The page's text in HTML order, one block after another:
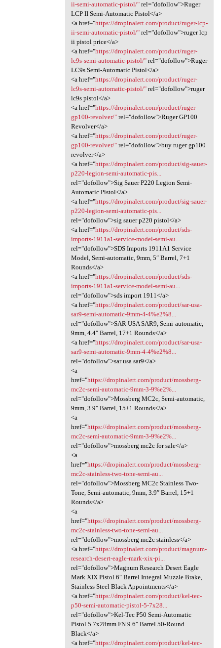
ii-semi-automatic-pistol/"rel="dofollow">Ruger
LCP II Semi-Automatic Pistol</a>
<a href="https://dropinalert.com/product/ruger-lcp-
ii-semi-automatic-pistol/"rel="dofollow">ruger lcp
ii pistol price</a>
<a href="https://dropinalert.com/product/ruger-
lc9s-semi-automatic-pistol/"rel="dofollow">Ruger
LC9s Semi-Automatic Pistol</a>
<a href="https://dropinalert.com/product/ruger-
lc9s-semi-automatic-pistol/"rel="dofollow">ruger
lc9s pistol</a>
<a href="https://dropinalert.com/product/ruger-
gp100-revolver/"rel="dofollow">Ruger GP100
Revolver</a>
<a href="https://dropinalert.com/product/ruger-
gp100-revolver/"rel="dofollow">buy ruger gp100
revolver</a>
<a href="https://dropinalert.com/product/sig-sauer-
p220-legion-semi-automatic-pis...
rel="dofollow">Sig Sauer P220 Legion Semi-
Automatic Pistol</a>
<a href="https://dropinalert.com/product/sig-sauer-
p220-legion-semi-automatic-pis...
rel="dofollow">sig sauer p220 pistol</a>
<a href="https://dropinalert.com/product/sds-
imports-1911a1-service-model-semi-au...
rel="dofollow">SDS Imports 1911A1 Service
Model, Semi-automatic, 9mm, 5″ Barrel, 7+1
Rounds</a>
<a href="https://dropinalert.com/product/sds-
imports-1911a1-service-model-semi-au...
rel="dofollow">sds import 1911</a>
<a href="https://dropinalert.com/product/sar-usa-
sar9-semi-automatic-9mm-4-4%e2%8...
rel="dofollow">SAR USA SAR9, Semi-automatic,
9mm, 4.4″ Barrel, 17+1 Rounds</a>
<a href="https://dropinalert.com/product/sar-usa-
sar9-semi-automatic-9mm-4-4%e2%8...
rel="dofollow">sar usa sar9</a>
<a
href="https://dropinalert.com/product/mossberg-
mc2c-semi-automatic-9mm-3-9%e2%...
rel="dofollow">Mossberg MC2c, Semi-automatic,
9mm, 3.9″ Barrel, 15+1 Rounds</a>
<a
href="https://dropinalert.com/product/mossberg-
mc2c-semi-automatic-9mm-3-9%e2%...
rel="dofollow">mossberg mc2c for sale</a>
<a
href="https://dropinalert.com/product/mossberg-
mc2c-stainless-two-tone-semi-au...
rel="dofollow">Mossberg MC2c Stainless Two-
Tone, Semi-automatic, 9mm, 3.9″ Barrel, 15+1
Rounds</a>
<a
href="https://dropinalert.com/product/mossberg-
mc2c-stainless-two-tone-semi-au...
rel="dofollow">mossberg mc2c stainless</a>
<a href="https://dropinalert.com/product/magnum-
research-desert-eagle-mark-xix-pi...
rel="dofollow">Magnum Research Desert Eagle
Mark XIX Pistol 6″ Barrel Integral Muzzle Brake,
Stainless Steel Black Appointments</a>
<a href="https://dropinalert.com/product/kel-tec-
p50-semi-automatic-pistol-5-7x28...
rel="dofollow">Kel-Tec P50 Semi-Automatic
Pistol 5.7x28mm FN 9.6″ Barrel 50-Round
Black</a>
<a href="https://dropinalert.com/product/kel-tec-